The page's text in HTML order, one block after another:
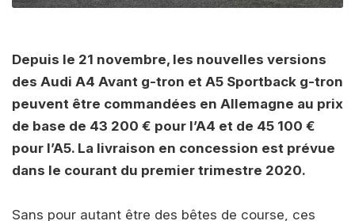
Depuis le 21 novembre, les nouvelles versions
des Audi A4 Avant g-tron et A5 Sportback g-tron
peuvent être commandées en Allemagne au prix
de base de 43 200 € pour l’A4 et de 45 100 €
pour l’A5. La livraison en concession est prévue
dans le courant du premier trimestre 2020.
Sans pour autant être des bêtes de course, ces